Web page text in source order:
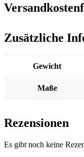
Zusätzliche
Gewicht
Maße
Rezensionen
Es gibt noch keine